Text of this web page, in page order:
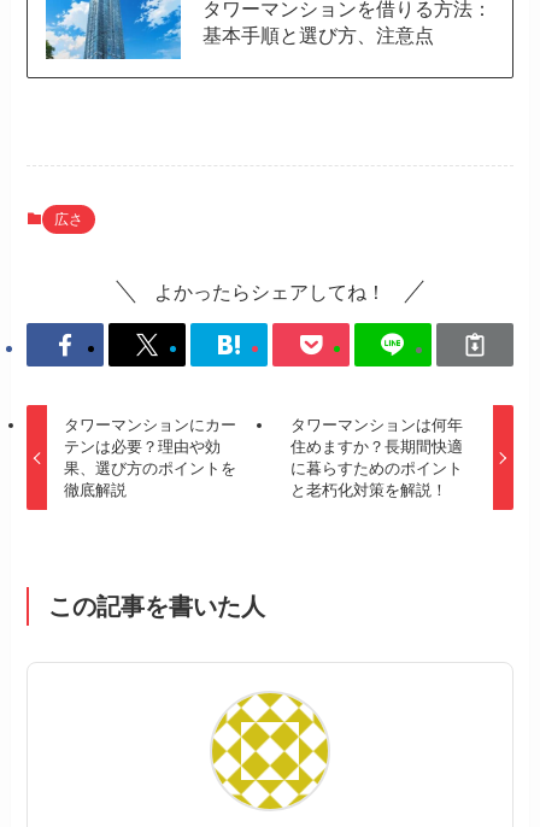
タワーマンションを借りる方法：
基本手順と選び方、注意点
広さ
よかったらシェアしてね！
タワーマンションにカー
テンは必要？理由や効
果、選び方のポイントを
徹底解説
タワーマンションは何年
住めますか？長期間快適
に暮らすためのポイント
と老朽化対策を解説！
この記事を書いた人